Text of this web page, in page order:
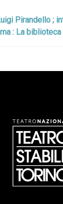
Pirandello ;
: La